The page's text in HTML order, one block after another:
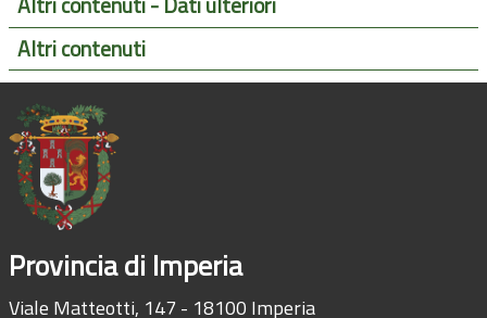
Altri contenuti
Provincia di Imperia
Viale Matteotti, 147 - 18100 Imperia